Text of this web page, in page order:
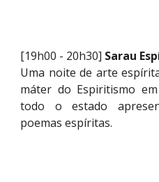
[19h00 - 20h30] Sarau
Uma noite de arte
máter do Espiritismo
todo o estado
poemas espíritas.